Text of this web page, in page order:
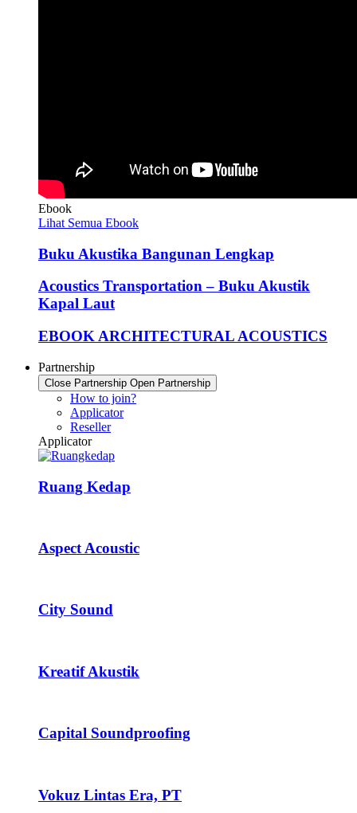
Ebook
Lihat Semua Ebook
Buku Akustika Bangunan Lengkap
Acoustics Transportation – Buku Akustik
Kapal Laut
EBOOK ARCHITECTURAL ACOUSTICS
Partnership
Close Partnership Open Partnership
How to join?
Applicator
Reseller
Applicator
Ruang Kedap
Aspect Acoustic
City Sound
Kreatif Akustik
Capital Soundproofing
Vokuz Lintas Era, PT